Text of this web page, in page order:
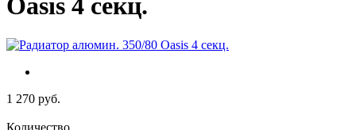
Oasis 4 секц.
1 270 руб.
Количество